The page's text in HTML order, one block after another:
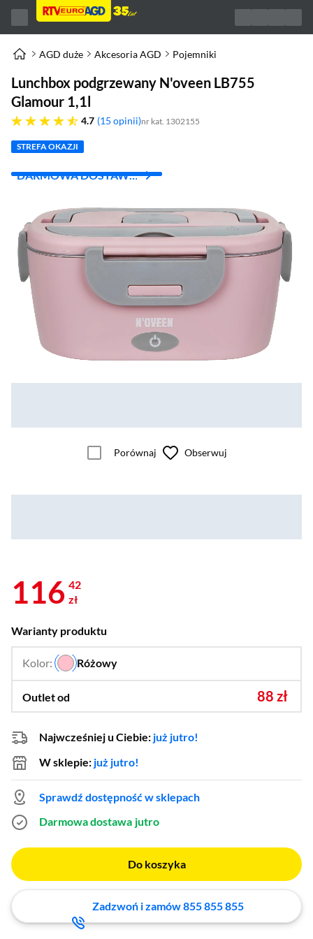
AGD duże Akcesoria AGD Pojemniki
Lunchbox podgrzewany N'oveen LB755
Glamour 1,1l
4.7
4.7 gwiazdek 15 opinii nr kat. 1302155
STREFA OKAZJI
DARMOWA DOSTAWA
Porównaj Obserwuj
116 42
zł
Warianty produktu
Kolor: Różowy
Outlet od 88 zł
Najwcześniej u Ciebie: już jutro!
W sklepie: już jutro!
Sprawdź dostępność w sklepach
Darmowa dostawa jutro
Do koszyka
Zadzwoń i zamów 855 855 855